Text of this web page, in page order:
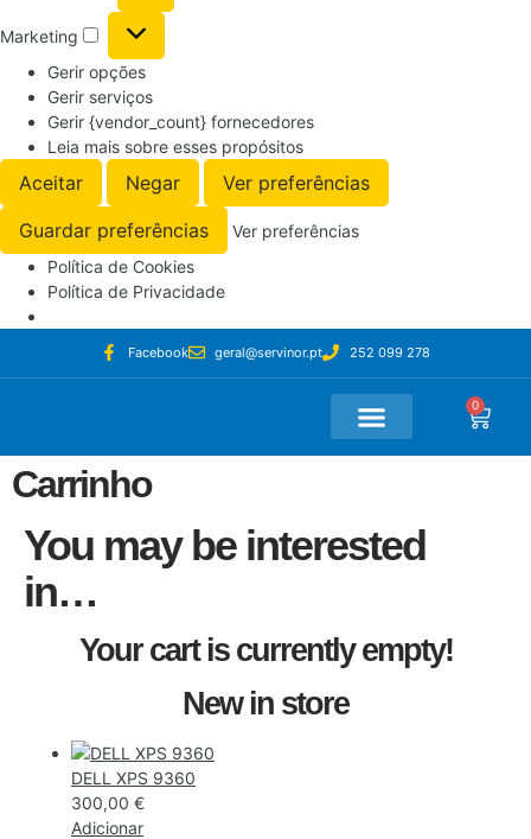
Marketing
Gerir opções
Gerir serviços
Gerir {vendor_count} fornecedores
Leia mais sobre esses propósitos
Aceitar Negar
Ver preferências
Guardar preferências
Ver preferências
Política de Cookies
Política de Privacidade
Facebook geral@servinor.pt 252 099 278
0
Carrinho
You may be interested
in…
Your cart is currently empty!
New in store
DELL XPS 9360
300,00 €
Adicionar